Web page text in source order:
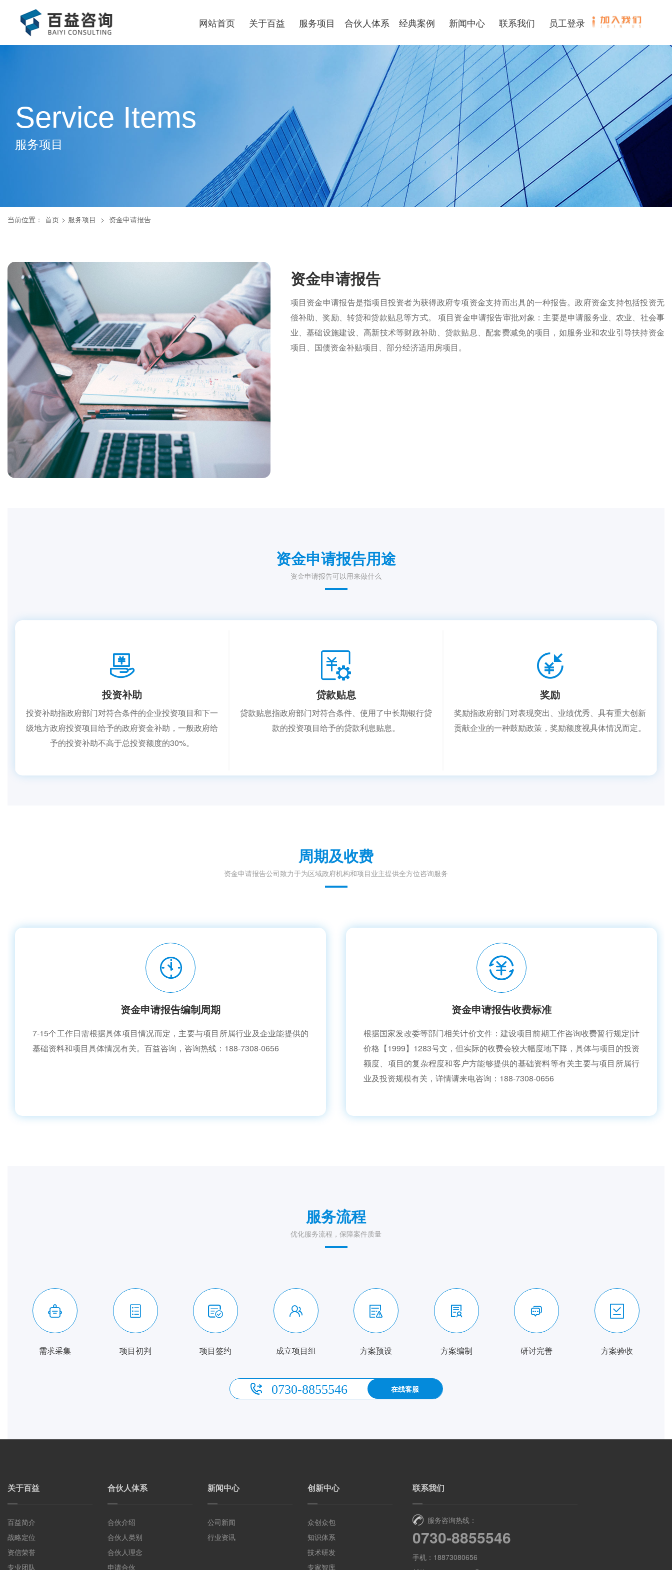
网站首页 关于百益 服务项目 合伙人体系 经典案例 新闻中心 联系我们 员工登录
加入我们
Service Items
服务项目
当前位置： 首页 > 服务项目 > 资金申请报告
资金申请报告
项目资金申请报告是指项目投资者为获得政府专项资金支持而出具的一种报告。政府资金支持包括投资无
偿补助、奖励、转贷和贷款贴息等方式。 项目资金申请报告审批对象：主要是申请服务业、农业、社会事
业、基础设施建设、高新技术等财政补助、贷款贴息、配套费减免的项目，如服务业和农业引导扶持资金
项目、国债资金补贴项目、部分经济适用房项目。
资金申请报告用途
资金申请报告可以用来做什么
投资补助
投资补助指政府部门对符合条件的企业投资项目和下一
级地方政府投资项目给予的政府资金补助，一般政府给
予的投资补助不高于总投资额度的30%。
贷款贴息
贷款贴息指政府部门对符合条件、使用了中长期银行贷
款的投资项目给予的贷款利息贴息。
奖励
奖励指政府部门对表现突出、业绩优秀、具有重大创新
贡献企业的一种鼓励政策，奖励额度视具体情况而定。
周期及收费
资金申请报告公司致力于为区域政府机构和项目业主提供全方位咨询服务
资金申请报告编制周期
7-15个工作日需根据具体项目情况而定，主要与项目所属行业及企业能提供的
基础资料和项目具体情况有关。百益咨询，咨询热线：188-7308-0656
资金申请报告收费标准
根据国家发改委等部门相关计价文件：建设项目前期工作咨询收费暂行规定|计
价格【1999】1283号文，但实际的收费会较大幅度地下降，具体与项目的投资
额度、项目的复杂程度和客户方能够提供的基础资料等有关主要与项目所属行
业及投资规模有关，详情请来电咨询：188-7308-0656
服务流程
优化服务流程，保障案件质量
需求采集 项目初判 项目签约 成立项目组 方案预设 方案编制 研讨完善 方案验收
0730-8855546 在线客服
关于百益
百益简介
战略定位
资信荣誉
专业团队
合伙人体系
合伙介绍
合伙人类别
合伙人理念
申请合伙
新闻中心
公司新闻
行业资讯
创新中心
众创众包
知识体系
技术研发
专家智库
联系我们
服务咨询热线：
0730-8855546
手机：18873080656